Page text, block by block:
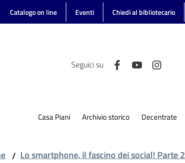
Catalogo on line Eventi Chiedi al bibliotecario
Seguici su
Casa Piani Archivio storico Decentrate
/ Lo smartphone, il fascino dei social! Parte 2